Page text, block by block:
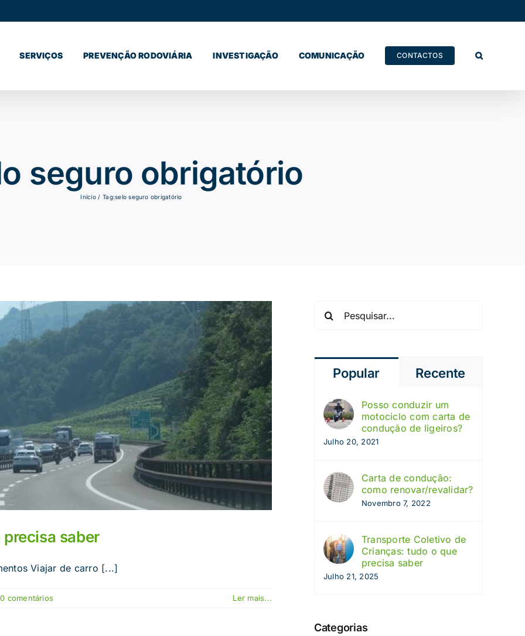
SERVIÇOS PREVENÇÃO RODOVIÁRIA INVESTIGAÇÃO COMUNICAÇÃO CONTACTOS
seguro obrigatório
Início Tag:selo seguro obrigatório
saber
Viajar de carro [...]
0 comentários Ler mais...
Popular Recente
Posso conduzir um
motociclo com carta de
condução de ligeiros?
Julho 20, 2021
Carta de condução:
como renovar/revalidar?
Novembro 7, 2022
Transporte Coletivo de
Crianças: tudo o que
precisa saber
Julho 21, 2025
Categorias